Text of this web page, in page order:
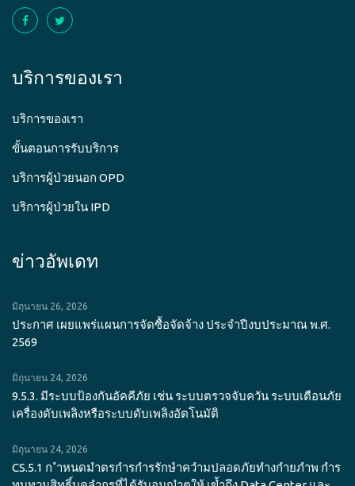
บริการของเรา
บริการของเรา
ขั้นตอนการรับบริการ
บริการผู้ป่วยนอก OPD
บริการผู้ป่วยใน IPD
ข่าวอัพเดท
มิถุนายน 26, 2026
ประกาศ เผยแพร่แผนการจัดซื้อจัดจ้าง ประจำปีงบประมาณ พ.ศ.
2569
มิถุนายน 24, 2026
9.5.3. มีระบบป้องกันอัคคีภัย เช่น ระบบตรวจจับควัน ระบบเตือนภัย
เครื่องดับเพลิงหรือระบบดับเพลิงอัตโนมัติ
มิถุนายน 24, 2026
CS.5.1 ก ำหนดมำตรกำรกำรรักษำควำมปลอดภัยทำงกำยภำพ กำร